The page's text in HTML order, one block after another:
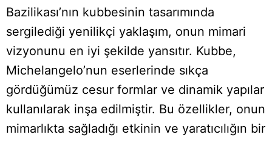
Bazilikası’nın kubbesinin tasarımında
sergilediği yenilikçi yaklaşım, onun mimari
vizyonunu en iyi şekilde yansıtır. Kubbe,
Michelangelo’nun eserlerinde sıkça
gördüğümüz cesur formlar ve dinamik yapılar
kullanılarak inşa edilmiştir. Bu özellikler, onun
mimarlıkta sağladığı etkinin ve yaratıcılığın bir